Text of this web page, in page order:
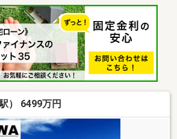
） 6499万円